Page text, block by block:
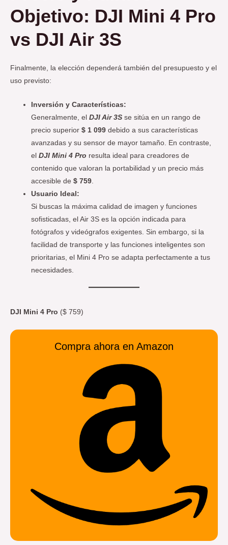
Objetivo: DJI Mini 4 Pro
vs DJI Air 3S
Finalmente, la elección dependerá también del presupuesto y el
uso previsto:
Inversión y Características:
Generalmente, elDJI Air 3S se sitúa en un rango de
precio superior$ 1 099 debido a sus características
avanzadas y su sensor de mayor tamaño. En contraste,
elDJI Mini 4 Pro resulta ideal para creadores de
contenido que valoran la portabilidad y un precio más
accesible de$ 759
Usuario Ideal:
Si buscas la máxima calidad de imagen y funciones
sofisticadas, el Air 3S es la opción indicada para
fotógrafos y videógrafos exigentes. Sin embargo, si la
facilidad de transporte y las funciones inteligentes son
prioritarias, el Mini 4 Pro se adapta perfectamente a tus
necesidades.
DJI Mini 4 Pro ($ 759)
Compra ahora en Amazon